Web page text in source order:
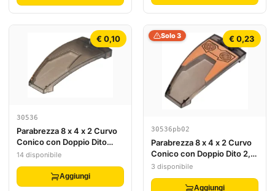
€ 0,10
30536
Parabrezza 8 x 4 x 2 Curvo
Conico con Doppio Dito
Bloccante 2
14 disponibile
Aggiungi
€ 0,23
Solo 3
30536pb02
Parabrezza 8 x 4 x 2 Curvo
Conico con Doppio Dito 2,
Motivo 2 Bulloni Arancioni
3 disponibile
Aggiungi